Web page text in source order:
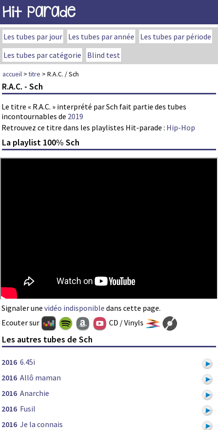
Hit Parade
Les tubes par jour Les tubes par année
Les tubes par période
Les tubes par catégorie
Blind test
accueil >titre > R.A.C. / Sch
R.A.C. - Sch
Le titre « R.A.C. » interprété par Sch fait partie des tubes
incontournables de 2019
Retrouvez ce titre dans les playlistes Hit-parade : Hip-Hop
La playlist 100% Sch
Signaler une vidéo indisponible dans cette page.
Ecouter sur
CD / Vinyls
Les autres tubes de Sch
2016 6.45i
2016 Allô maman
2016 Anarchie
2016 Fusil
2016 Je la connais